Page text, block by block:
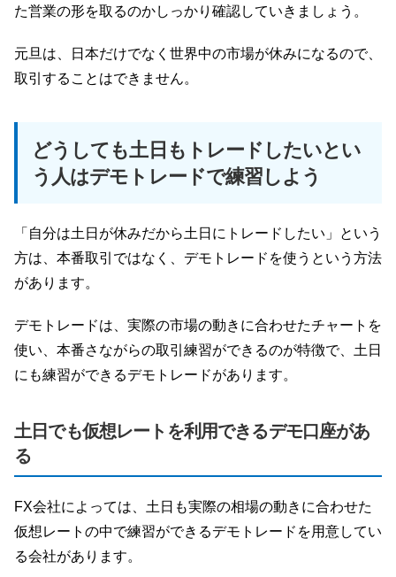
た営業の形を取るのかしっかり確認していきましょう。
元旦は、日本だけでなく世界中の市場が休みになるので、
取引することはできません。
どうしても土日もトレードしたいとい
う人はデモトレードで練習しよう
「自分は土日が休みだから土日にトレードしたい」という
方は、本番取引ではなく、デモトレードを使うという方法
があります。
デモトレードは、実際の市場の動きに合わせたチャートを
使い、本番さながらの取引練習ができるのが特徴で、土日
にも練習ができるデモトレードがあります。
土日でも仮想レートを利用できるデモ口座があ
る
FX会社によっては、土日も実際の相場の動きに合わせた
仮想レートの中で練習ができるデモトレードを用意してい
る会社があります。